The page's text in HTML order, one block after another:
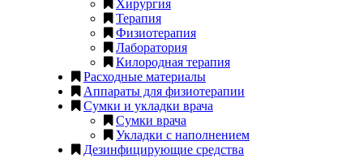
Хирургия
Терапия
Физиотерапия
Лаборатория
Килородная терапия
Расходные материалы
Аппараты для физиотерапии
Сумки и укладки врача
Сумки врача
Укладки с наполнением
Дезинфицирующие средства